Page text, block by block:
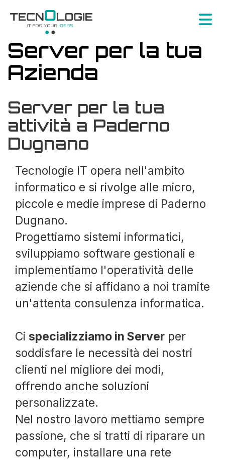
Server per la tua
Azienda
Server per la tua
attività a Paderno
Dugnano
Tecnologie IT opera nell'ambito
informatico e si rivolge alle micro,
piccole e medie imprese di Paderno
Dugnano.
Progettiamo sistemi informatici,
sviluppiamo software gestionali e
implementiamo l'operatività delle
aziende che si affidano a noi tramite
un'attenta consulenza informatica.
Ci specializziamo in Server per
soddisfare le necessità dei nostri
clienti nel migliore dei modi,
offrendo anche soluzioni
personalizzate.
Nel nostro lavoro mettiamo sempre
passione, che si tratti di riparare un
computer, installare una rete